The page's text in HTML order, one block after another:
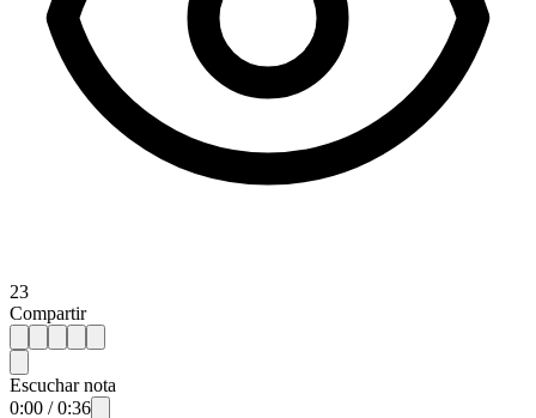
23
Compartir
Escuchar nota
0:00 /0:36